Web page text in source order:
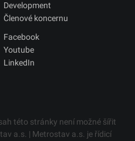
Development
Členové koncernu
Facebook
Youtube
LinkedIn
této stránky není možné šířit
a.s. | Metrostav a.s. je řídicí